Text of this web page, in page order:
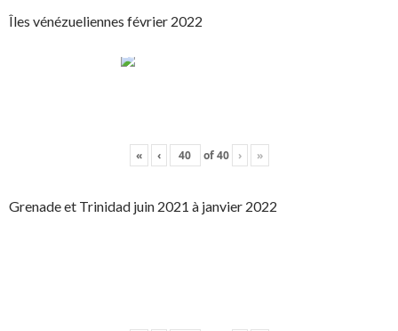
Îles vénézueliennes février 2022
« ‹ of40 › »
Grenade et Trinidad juin 2021 à janvier 2022